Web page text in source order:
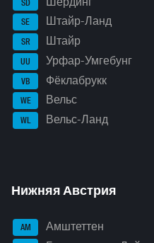
SD
SE Штайр-Ланд
SR Штайр
UU Урфар-Умгебунг
VB Фёклабрукк
WE Вельс
WL Вельс-Ланд
Нижняя Австрия
AM Амштеттен